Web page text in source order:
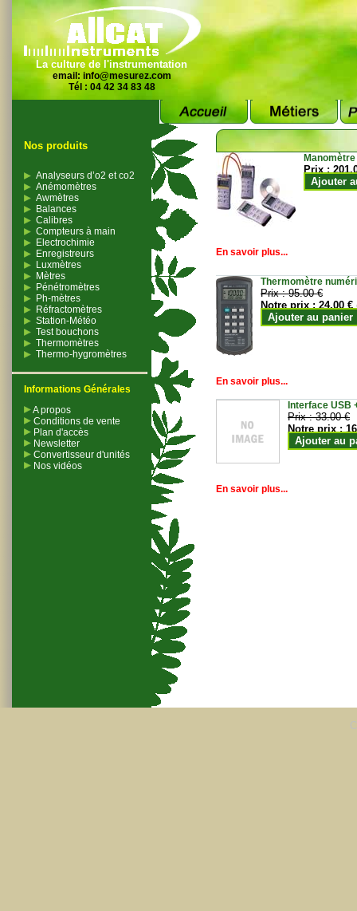
La culture de l'instrumentation
email: info@mesurez.com
Tél : 04 42 34 83 48
Nos produits
Analyseurs d’o2 et co2
Anémomètres
Awmètres
Balances
Calibres
Compteurs à main
Electrochimie
Enregistreurs
Luxmètres
Mètres
Pénétromètres
Ph-mètres
Réfractomètres
Station-Météo
Test bouchons
Thermomètres
Thermo-hygromètres
Informations Générales
A propos
Conditions de vente
Plan d'accès
Newsletter
Convertisseur d'unités
Nos vidéos
Prix :
Ajouter
En savoir plus...
Thermomètre
Prix :95.00 €
Notre prix :24.00 €
Ajouter au panier
En savoir plus...
Interface USB
Prix :33.00 €
Notre prix :
Ajouter au
En savoir plus...